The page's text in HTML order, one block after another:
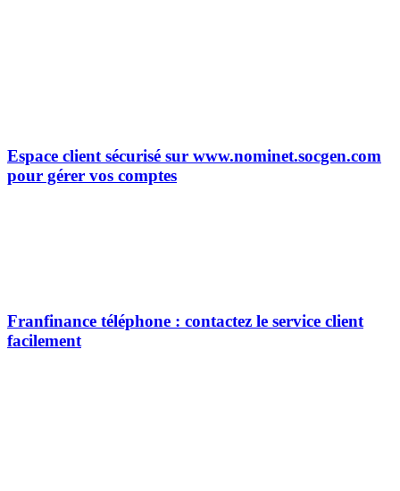
Espace client sécurisé sur www.nominet.socgen.com
pour gérer vos comptes
Franfinance téléphone : contactez le service client
facilement